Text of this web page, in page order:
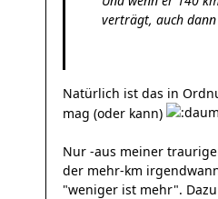
verträgt, auch
Natürlich ist das in
mag (oder kann)
Nur -aus meiner
der mehr-km
"weniger ist mehr".